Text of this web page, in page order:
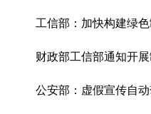
工信部：加快构建绿
财政部工信部通知开
公安部：虚假宣传自